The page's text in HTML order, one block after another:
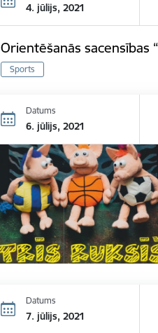
4. jūlijs, 2021
Orientēšanās sacensības
Sports
Datums
6. jūlijs, 2021
Datums
7. jūlijs, 2021